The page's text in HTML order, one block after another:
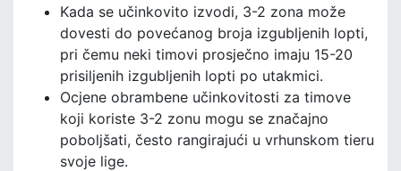
Kada se učinkovito izvodi, 3-2 zona može
dovesti do povećanog broja izgubljenih lopti,
pri čemu neki timovi prosječno imaju 15-20
prisiljenih izgubljenih lopti po utakmici.
Ocjene obrambene učinkovitosti za timove
koji koriste 3-2 zonu mogu se značajno
poboljšati, često rangirajući u vrhunskom tieru
svoje lige.